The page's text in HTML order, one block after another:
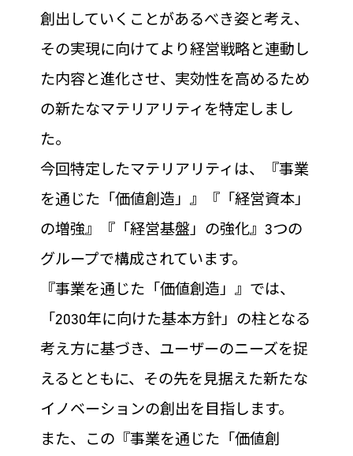
創出していくことがあるべき姿と考え、
その実現に向けてより経営戦略と連動し
た内容と進化させ、実効性を高めるため
の新たなマテリアリティを特定しまし
た。
今回特定したマテリアリティは、『事業
を通じた「価値創造」』『「経営資本」
の増強』『「経営基盤」の強化』3つの
グループで構成されています。
『事業を通じた「価値創造」』では、
「2030年に向けた基本方針」の柱となる
考え方に基づき、ユーザーのニーズを捉
えるとともに、その先を見据えた新たな
イノベーションの創出を目指します。
また、この『事業を通じた「価値創